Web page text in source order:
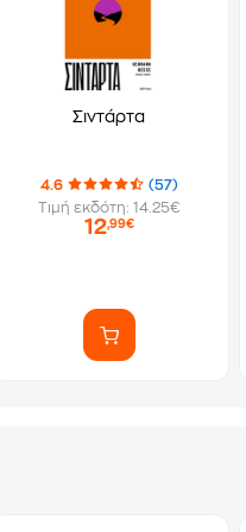
Σιντάρτα
4.6
(57)
Τιμή εκδότη: 14.25€
12,99€